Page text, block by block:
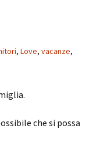
, Love, vacanze,
che si possa